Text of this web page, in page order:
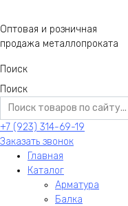
Оптовая и розничная
продажа металлопроката
Поиск
Поиск
+7 (923) 314-69-19
Заказать звонок
Главная
Каталог
Арматура
Балка